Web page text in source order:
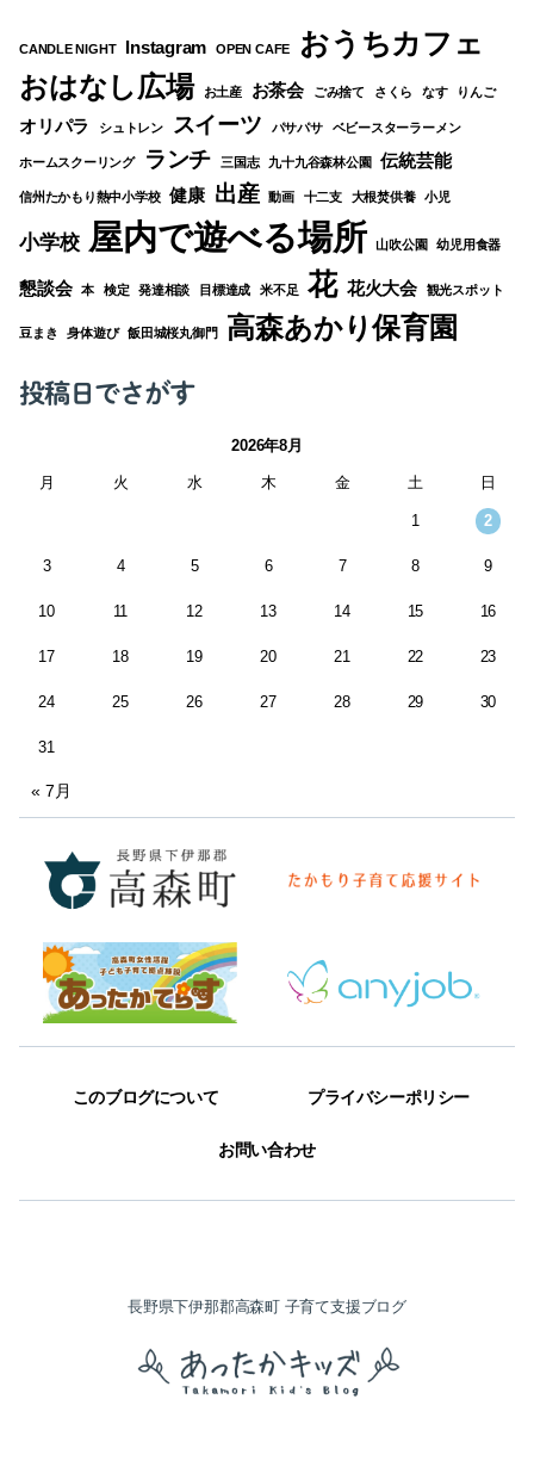
CANDLE NIGHT Instagram OPEN CAFE おうちカフェ
おはなし広場 お土産 お茶会 ごみ捨て さくら なす りんご
オリパラ シュトレン スイーツ パサパサ ベビースターラーメン
ホームスクーリング ランチ 三国志 九十九谷森林公園 伝統芸能
信州たかもり熱中小学校 健康 出産 動画 十二支 大根焚供養 小児
小学校 屋内で遊べる場所 山吹公園 幼児用食器
懇談会 本 検定 発達相談 目標達成 米不足 花 花火大会 観光スポット
豆まき 身体遊び 飯田城桜丸御門 高森あかり保育園
投稿日でさがす
2026年8月
月 火 水 木 金 土 日
1 2
3 4 5 6 7 8 9
10 11 12 13 14 15 16
17 18 19 20 21 22 23
24 25 26 27 28 29 30
31
« 7月
このブログについて プライバシーポリシー
お問い合わせ
長野県下伊那郡高森町 子育て支援ブログ